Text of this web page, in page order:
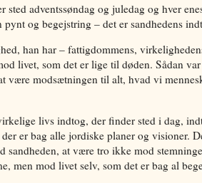
adventssøndag og juledag og hver
og begejstring – det er sandhedens
han har – fattigdommens,
livet, som det er lige til døden. Sådan var
være modsætningen til alt, hvad vi
livs indtog, der finder sted i dag,
er bag alle jordiske planer og visioner.
sandheden, at være tro ikke mod
men mod livet selv, som det er bag al